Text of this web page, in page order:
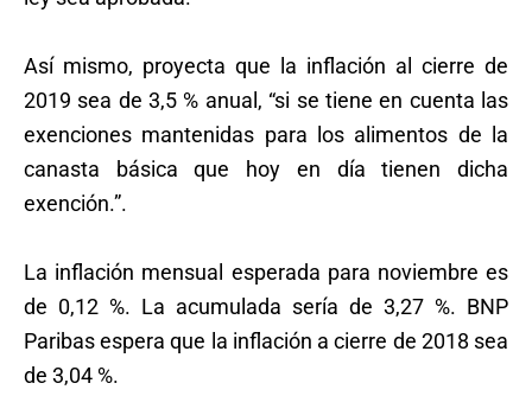
Así mismo, proyecta que la inflación al cierre de
2019 sea de 3,5 % anual, “si se tiene en cuenta las
exenciones mantenidas para los alimentos de la
canasta básica que hoy en día tienen dicha
exención.”.
La inflación mensual esperada para noviembre es
de 0,12 %. La acumulada sería de 3,27 %. BNP
Paribas espera que la inflación a cierre de 2018 sea
de 3,04 %.